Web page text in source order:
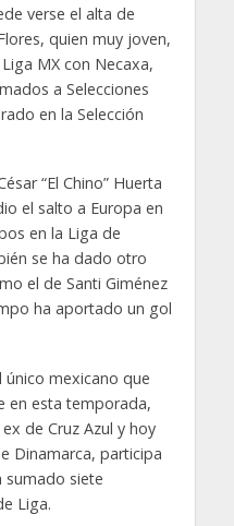
verse el alta de
quien muy joven,
MX con Necaxa,
a Selecciones
en la Selección
“El Chino” Huerta
el salto a Europa en
en la Liga de
se ha dado otro
el de Santi Giménez
ha aportado un gol
único mexicano que
en esta temporada,
de Cruz Azul y hoy
Dinamarca, participa
sumado siete
Liga.